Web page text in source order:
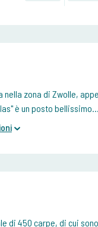
nella zona di Zwolle,
è un posto bellissimo...
di 450 carpe, di cui